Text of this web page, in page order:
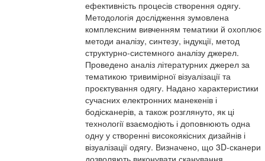
ефективність процесів створення одягу.
Методологія дослідження зумовлена
комплексним вивченням тематики й охоплює
методи аналізу, синтезу, індукції, метод
структурно-системного аналізу джерел.
Проведено аналіз літературних джерел за
тематикою тривимірної візуалізації та
проєктування одягу. Надано характеристики
сучасних електронних манекенів і
бодісканерів, а також розглянуто, як ці
технології взаємодіють і доповнюють одна
одну у створенні високоякісних дизайнів і
візуалізації одягу. Визначено, що 3D-сканери
дозволяють виконувати сканування